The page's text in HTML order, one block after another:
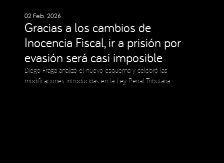
02 Feb. 2026
Gracias a los cambios de
Inocencia Fiscal, ir a prisión por
evasión será casi imposible
Diego Fraga analizó el nuevo esquema y celebró las
modificaciones introducidas en la Ley Penal Tributaria